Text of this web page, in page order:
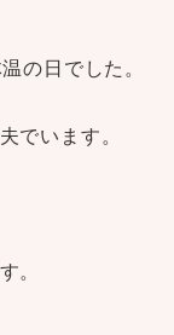
の日でした。
でいます。
。